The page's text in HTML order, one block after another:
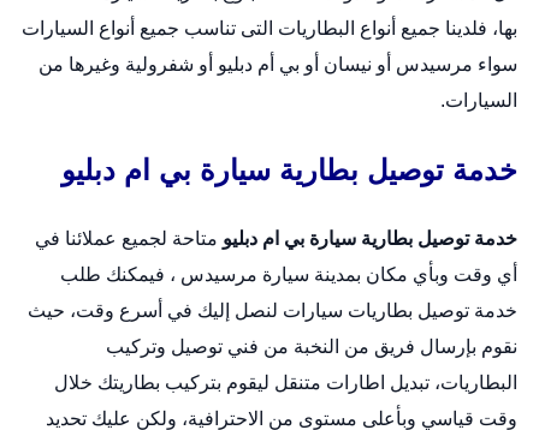
بها، فلدينا جميع أنواع البطاريات التى تناسب جميع أنواع السيارات
سواء مرسيدس أو نيسان أو بي أم دبليو أو شفرولية وغيرها من
السيارات.
خدمة توصيل بطارية سيارة بي ام دبليو
خدمة توصيل بطارية سيارة بي ام دبليو متاحة لجميع عملائنا في
أي وقت وبأي مكان بمدينة سيارة مرسيدس ، فيمكنك طلب
خدمة توصيل بطاريات سيارات لنصل إليك في أسرع وقت، حيث
نقوم بإرسال فريق من النخبة من فني توصيل وتركيب
البطاريات، تبديل اطارات متنقل ليقوم بتركيب بطاريتك خلال
وقت قياسي وبأعلى مستوى من الاحترافية، ولكن عليك تحديد